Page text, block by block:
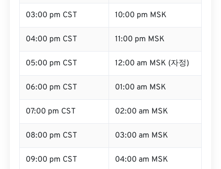
03:00 pm CST 10:00 pm MSK
04:00 pm CST 11:00 pm MSK
05:00 pm CST 12:00 am MSK (자정)
06:00 pm CST 01:00 am MSK
07:00 pm CST 02:00 am MSK
08:00 pm CST 03:00 am MSK
09:00 pm CST 04:00 am MSK